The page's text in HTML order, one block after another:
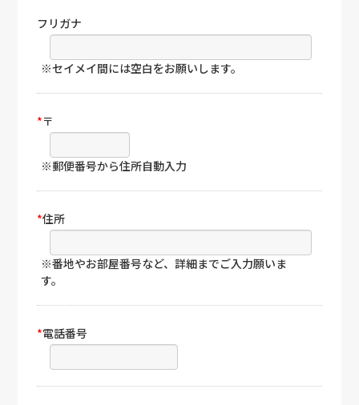
フリガナ
※セイメイ間には空白をお願いします。
*〒
※郵便番号から住所自動入力
*住所
※番地やお部屋番号など、詳細までご入力願いま
す。
*電話番号